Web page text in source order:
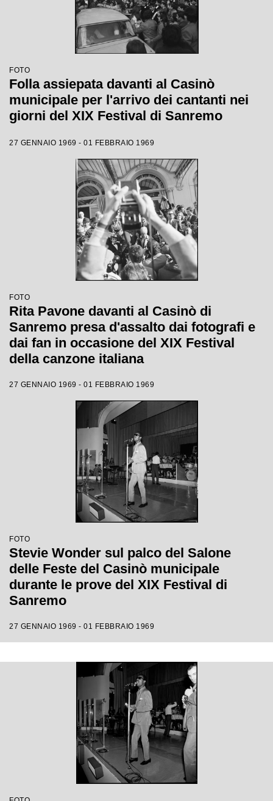
FOTO
Folla assiepata davanti al Casinò
municipale per l'arrivo dei cantanti nei
giorni del XIX Festival di Sanremo
27 GENNAIO 1969 - 01 FEBBRAIO 1969
FOTO
Rita Pavone davanti al Casinò di
Sanremo presa d'assalto dai fotografi e
dai fan in occasione del XIX Festival
della canzone italiana
27 GENNAIO 1969 - 01 FEBBRAIO 1969
FOTO
Stevie Wonder sul palco del Salone
delle Feste del Casinò municipale
durante le prove del XIX Festival di
Sanremo
27 GENNAIO 1969 - 01 FEBBRAIO 1969